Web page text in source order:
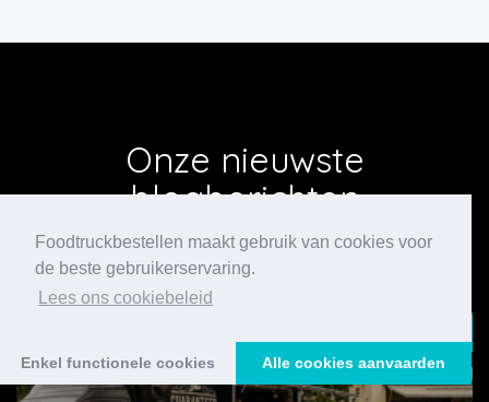
Foodtruckbestellen maakt gebruik van cookies voor
de beste gebruikerservaring.
Lees ons cookiebeleid
Enkel functionele cookies Alle cookies aanvaarden
Onze nieuwste
blogberichten